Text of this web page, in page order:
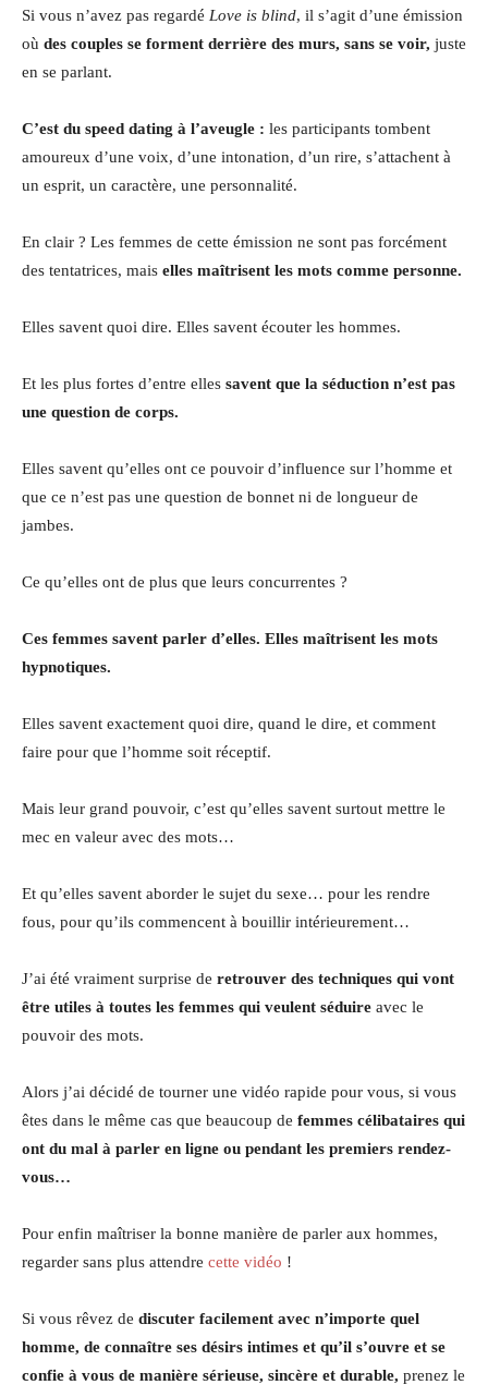
Si vous n’avez pas regardé Love is blind, il s’agit d’une émission
où des couples se forment derrière des murs, sans se voir, juste
en se parlant.
C’est du speed dating à l’aveugle : les participants tombent
amoureux d’une voix, d’une intonation, d’un rire, s’attachent à
un esprit, un caractère, une personnalité.
En clair ? Les femmes de cette émission ne sont pas forcément
des tentatrices, mais elles maîtrisent les mots comme personne.
Elles savent quoi dire. Elles savent écouter les hommes.
Et les plus fortes d’entre elles savent que la séduction n’est pas
une question de corps.
Elles savent qu’elles ont ce pouvoir d’influence sur l’homme et
que ce n’est pas une question de bonnet ni de longueur de
jambes.
Ce qu’elles ont de plus que leurs concurrentes ?
Ces femmes savent parler d’elles. Elles maîtrisent les mots
hypnotiques.
Elles savent exactement quoi dire, quand le dire, et comment
faire pour que l’homme soit réceptif.
Mais leur grand pouvoir, c’est qu’elles savent surtout mettre le
mec en valeur avec des mots…
Et qu’elles savent aborder le sujet du sexe… pour les rendre
fous, pour qu’ils commencent à bouillir intérieurement…
J’ai été vraiment surprise de retrouver des techniques qui vont
être utiles à toutes les femmes qui veulent séduire avec le
pouvoir des mots.
Alors j’ai décidé de tourner une vidéo rapide pour vous, si vous
êtes dans le même cas que beaucoup de femmes célibataires qui
ont du mal à parler en ligne ou pendant les premiers rendez-
vous…
Pour enfin maîtriser la bonne manière de parler aux hommes,
regarder sans plus attendre cette vidéo !
Si vous rêvez de discuter facilement avec n’importe quel
homme, de connaître ses désirs intimes et qu’il s’ouvre et se
confie à vous de manière sérieuse, sincère et durable, prenez le